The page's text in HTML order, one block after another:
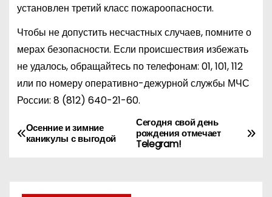
установлен третий класс пожароопасности.
Чтобы не допустить несчастных случаев, помните о
мерах безопасности. Если происшествия избежать
не удалось, обращайтесь по телефонам: 01, 101, 112
или по номеру оперативно-дежурной службы МЧС
России: 8 (812) 640-21-60.
Н
Сегодня свой день
рождения отмечает
Telegram!
Осенние и зимние
каникулы с выгодой